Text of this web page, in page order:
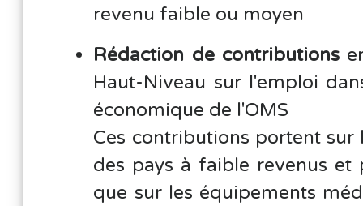
revenu faible ou moyen
Rédaction de contributions
Haut-Niveau sur l'emploi
économique de l'OMS
Ces contributions portent
des pays à faible revenus et
que sur les équipements